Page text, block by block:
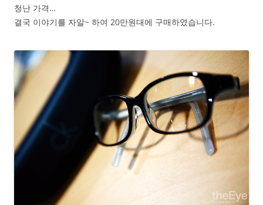
청난 가격…
결국 이야기를 자알~ 하여 20만원대에 구매하였습니다.